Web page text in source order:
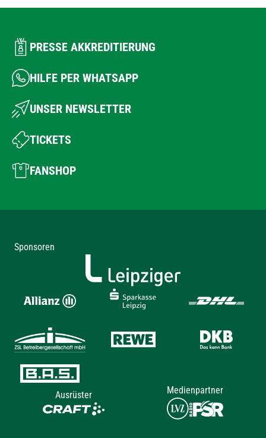
PRESSE AKKREDITIERUNG
HILFE PER WHATSAPP
UNSER NEWSLETTER
TICKETS
FANSHOP
Sponsoren
Ausrüster Medienpartner